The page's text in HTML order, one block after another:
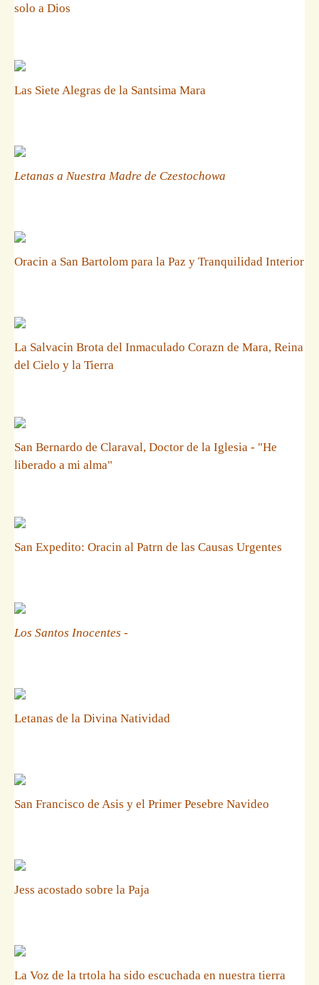
solo a Dios
Las Siete Alegras de la Santsima Mara
Letanas a Nuestra Madre de Czestochowa
Oracin a San Bartolom para la Paz y Tranquilidad Interior
La Salvacin Brota del Inmaculado Corazn de Mara, Reina
del Cielo y la Tierra
San Bernardo de Claraval, Doctor de la Iglesia - "He
liberado a mi alma"
San Expedito: Oracin al Patrn de las Causas Urgentes
Los Santos Inocentes -
Letanas de la Divina Natividad
San Francisco de Asis y el Primer Pesebre Navideo
Jess acostado sobre la Paja
La Voz de la trtola ha sido escuchada en nuestra tierra